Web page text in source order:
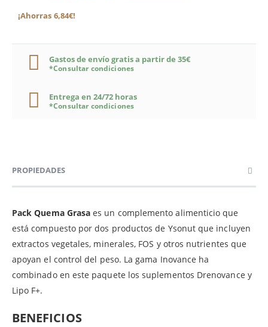
¡Ahorras 6,84€!
Gastos de envío gratis a partir de 35€
*Consultar condiciones
Entrega en 24/72 horas
*Consultar condiciones
PROPIEDADES
Pack Quema Grasaes un complemento alimenticio que
está compuesto por dos productos de Ysonut que incluyen
extractos vegetales, minerales, FOS y otros nutrientes que
apoyan el control del peso. La gama Inovance ha
combinado en este paquete los suplementos Drenovance y
Lipo F+.
BENEFICIOS